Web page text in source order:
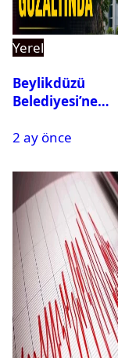
Yerel
Beylikdüzü
Belediyesi’ne
Gözaltına Alındı
2 ay önce